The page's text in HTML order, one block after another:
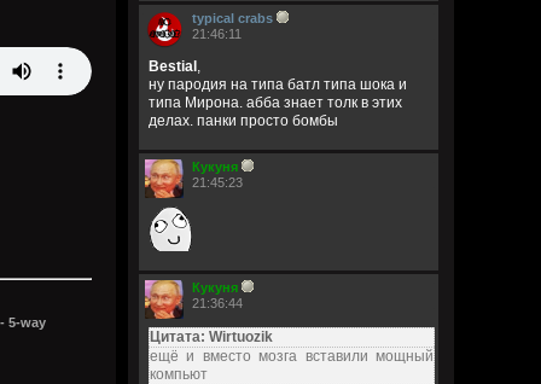
5-way
typical crabs
21:46:11
Bestial ,
ну пародия на типа батл типа шока и
типа Мирона. абба знает толк в этих
делах. панки просто бомбы
Кукуня
21:45:23
Кукуня
21:36:44
Цитата: Wirtuozik
ещё и вместо мозга вставили мощный
компьют